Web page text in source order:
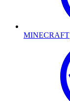
MINECRAFT